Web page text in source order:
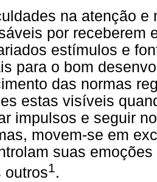
na atenção e
por receberem
estímulos e
para o bom
das normas
estas visíveis
impulsos e seguir
movem-se em
suas
outros1.